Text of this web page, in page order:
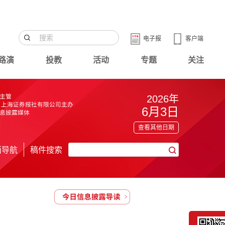
客户端
电子报
演 投教 活动 专题 关注
2026年
6月3日
查看其他日期
航 稿件搜索